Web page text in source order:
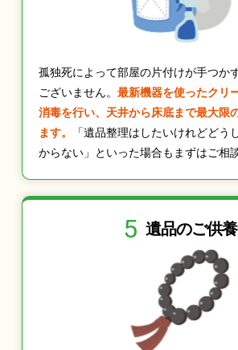
孤独死によって部屋の片付けが手つか
ございません。 最新機器を使ったクリ
消毒を行い、天井から床底まで最大限
ます。
「遺品整理はしたいけれどどう
からない」といった場合もまずはご相
5 遺品のご供養